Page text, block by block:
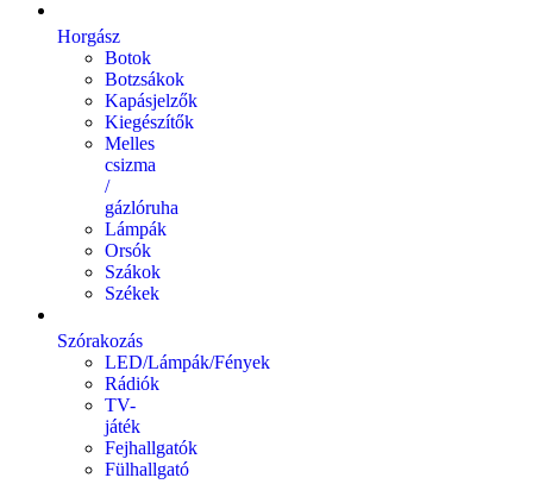
Horgász
Botok
Botzsákok
Kapásjelzők
Kiegészítők
Melles
csizma
/
gázlóruha
Lámpák
Orsók
Szákok
Székek
Szórakozás
LED/Lámpák/Fények
Rádiók
TV-
játék
Fejhallgatók
Fülhallgató